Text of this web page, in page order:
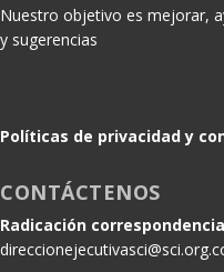
Nuestro objetivo es mejorar,
y sugerencias
Políticas de privacidad y
CONTÁCTENOS
Radicación